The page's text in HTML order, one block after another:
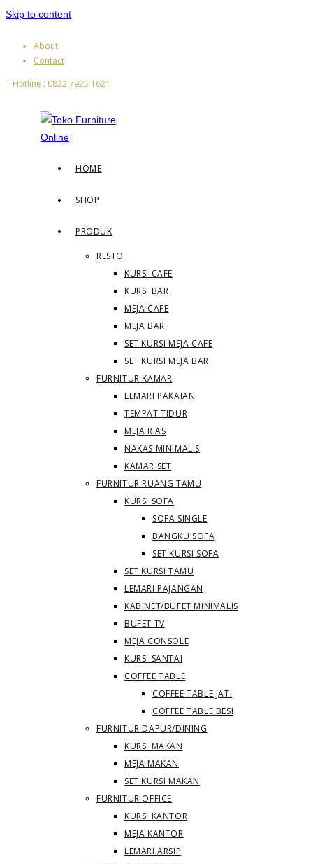
Skip to content
About
Contact
| Hotline : 0822 7925 1621
HOME
SHOP
PRODUK
RESTO
KURSI CAFE
KURSI BAR
MEJA CAFE
MEJA BAR
SET KURSI MEJA CAFE
SET KURSI MEJA BAR
FURNITUR KAMAR
LEMARI PAKAIAN
TEMPAT TIDUR
MEJA RIAS
NAKAS MINIMALIS
KAMAR SET
FURNITUR RUANG TAMU
KURSI SOFA
SOFA SINGLE
BANGKU SOFA
SET KURSI SOFA
SET KURSI TAMU
LEMARI PAJANGAN
KABINET/BUFET MINIMALIS
BUFET TV
MEJA CONSOLE
KURSI SANTAI
COFFEE TABLE
COFFEE TABLE JATI
COFFEE TABLE BESI
FURNITUR DAPUR/DINING
KURSI MAKAN
MEJA MAKAN
SET KURSI MAKAN
FURNITUR OFFICE
KURSI KANTOR
MEJA KANTOR
LEMARI ARSIP